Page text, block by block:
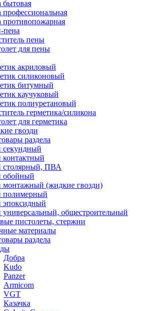
бытовая
профессиональная
противопожарная
пена
пены
для пены
акриловый
силиконовый
битумный
каучуковый
полиуретановый
герметика/силикона
для герметика
гвозди
раздела
секундный
контактный
столярный, ПВА
обойный
монтажный (жидкие гвозди)
полимерный
эпоксидный
универсальный, общестроительный
пистолеты, стержни
материалы
раздела
Добра
Kudo
Panzer
Armicom
VGT
Казачка